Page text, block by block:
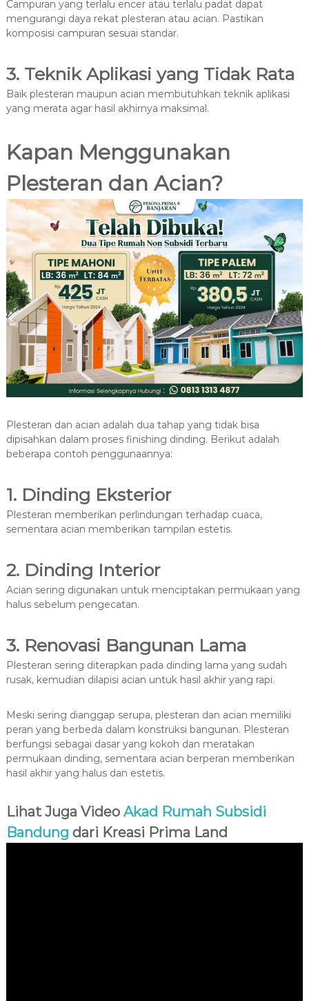
Campuran yang terlalu encer atau terlalu padat dapat
mengurangi daya rekat plesteran atau acian. Pastikan
komposisi campuran sesuai standar.
3. Teknik Aplikasi yang Tidak Rata
Baik plesteran maupun acian membutuhkan teknik aplikasi
yang merata agar hasil akhirnya maksimal.
Kapan Menggunakan
Plesteran dan Acian?
Plesteran dan acian adalah dua tahap yang tidak bisa
dipisahkan dalam proses finishing dinding. Berikut adalah
beberapa contoh penggunaannya:
1. Dinding Eksterior
Plesteran memberikan perlindungan terhadap cuaca,
sementara acian memberikan tampilan estetis.
2. Dinding Interior
Acian sering digunakan untuk menciptakan permukaan yang
halus sebelum pengecatan.
3. Renovasi Bangunan Lama
Plesteran sering diterapkan pada dinding lama yang sudah
rusak, kemudian dilapisi acian untuk hasil akhir yang rapi.
Meski sering dianggap serupa, plesteran dan acian memiliki
peran yang berbeda dalam konstruksi bangunan. Plesteran
berfungsi sebagai dasar yang kokoh dan meratakan
permukaan dinding, sementara acian berperan memberikan
hasil akhir yang halus dan estetis.
Lihat Juga Video Akad Rumah Subsidi
Bandung dari Kreasi Prima Land